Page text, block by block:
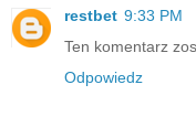
restbet 9:33 PM
Ten komentarz
Odpowiedz